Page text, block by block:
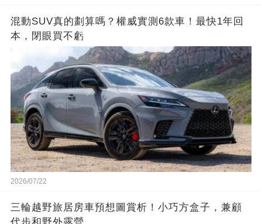
混動SUV真的劃算嗎？權威實測6款車！最快1年回
本，閉眼買不虧
2026/07/22
三輪越野旅居房車預想圖賞析！小巧方盒子，兼顧